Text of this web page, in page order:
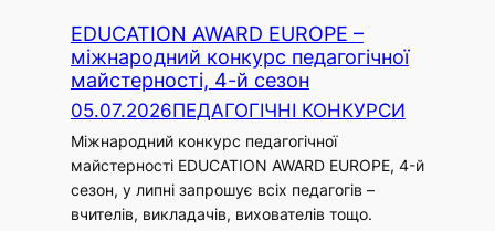
EDUCATION AWARD EUROPE –
міжнародний конкурс педагогічної
майстерності, 4-й сезон
05.07.2026ПЕДАГОГІЧНІ КОНКУРСИ
Міжнародний конкурс педагогічної
майстерності EDUCATION AWARD EUROPE, 4-й
сезон, у липні запрошує всіх педагогів –
вчителів, викладачів, вихователів тощо.